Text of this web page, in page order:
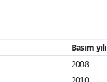
Basım yılı
2008